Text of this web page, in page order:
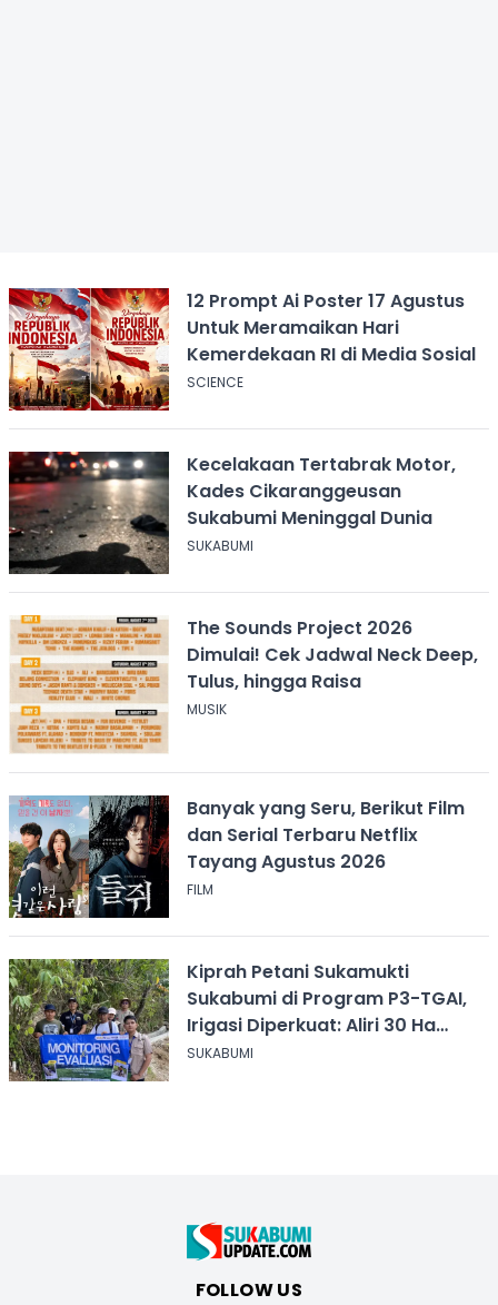
12 Prompt Ai Poster 17 Agustus
Untuk Meramaikan Hari
Kemerdekaan RI di Media Sosial
SCIENCE
Kecelakaan Tertabrak Motor,
Kades Cikaranggeusan
Sukabumi Meninggal Dunia
SUKABUMI
The Sounds Project 2026
Dimulai! Cek Jadwal Neck Deep,
Tulus, hingga Raisa
MUSIK
Banyak yang Seru, Berikut Film
dan Serial Terbaru Netflix
Tayang Agustus 2026
FILM
Kiprah Petani Sukamukti
Sukabumi di Program P3-TGAI,
Irigasi Diperkuat: Aliri 30 Ha
Sawah
SUKABUMI
FOLLOW US